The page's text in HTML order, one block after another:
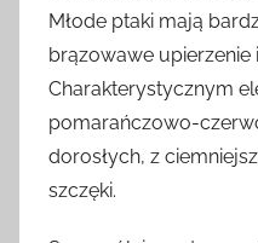
Młode ptaki mają
brązowawe upierzenie
Charakterystycznym
pomarańczowo-
dorosłych, z
szczęki.